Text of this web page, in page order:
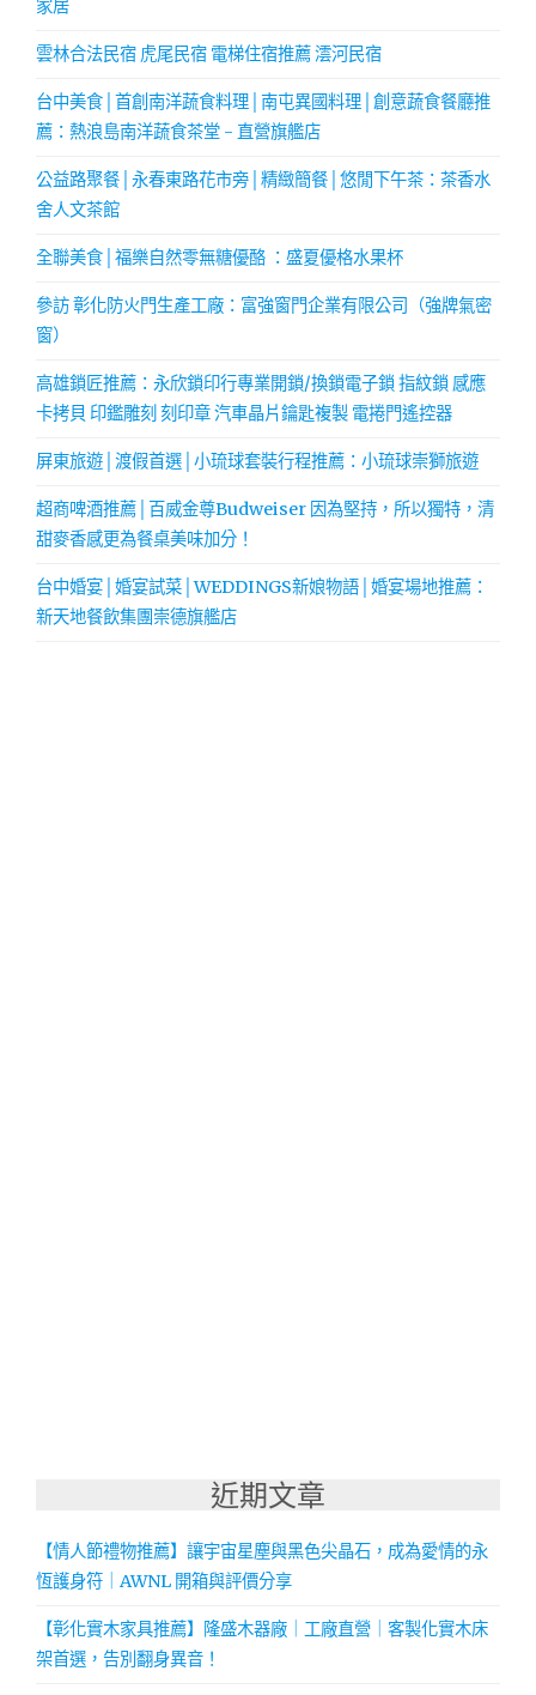
家居
雲林合法民宿 虎尾民宿 電梯住宿推薦 澐河民宿
台中美食│首創南洋蔬食料理│南屯異國料理│創意蔬食餐廳推
薦：熱浪島南洋蔬食茶堂 - 直營旗艦店
公益路聚餐│永春東路花市旁│精緻簡餐│悠閒下午茶：茶香水
舍人文茶館
全聯美食│福樂自然零無糖優酪 ：盛夏優格水果杯
參訪 彰化防火門生產工廠：富強窗門企業有限公司（強牌氣密
窗）
高雄鎖匠推薦：永欣鎖印行專業開鎖/換鎖電子鎖 指紋鎖 感應
卡拷貝 印鑑雕刻 刻印章 汽車晶片鑰匙複製 電捲門遙控器
屏東旅遊│渡假首選│小琉球套裝行程推薦：小琉球崇獅旅遊
超商啤酒推薦│百威金尊Budweiser 因為堅持，所以獨特，清
甜麥香感更為餐桌美味加分！
台中婚宴│婚宴試菜│WEDDINGS新娘物語│婚宴場地推薦：
新天地餐飲集團崇德旗艦店
近期文章
【情人節禮物推薦】讓宇宙星塵與黑色尖晶石，成為愛情的永
恆護身符｜AWNL 開箱與評價分享
【彰化實木家具推薦】隆盛木器廠｜工廠直營｜客製化實木床
架首選，告別翻身異音！